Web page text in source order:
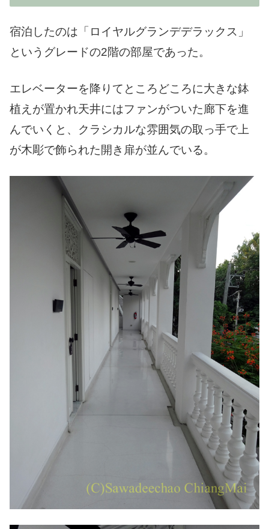
宿泊したのは「ロイヤルグランデデラックス」
というグレードの2階の部屋であった。
エレベーターを降りてところどころに大きな鉢
植えが置かれ天井にはファンがついた廊下を進
んでいくと、クラシカルな雰囲気の取っ手で上
が木彫で飾られた開き扉が並んでいる。